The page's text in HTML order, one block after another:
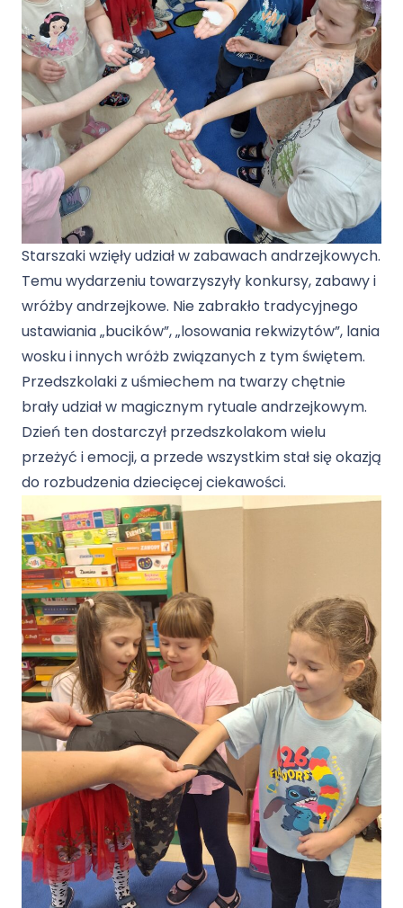
Starszaki wzięły udział w zabawach andrzejkowych.
Temu wydarzeniu towarzyszyły konkursy, zabawy i
wróżby andrzejkowe. Nie zabrakło tradycyjnego
ustawiania „bucików”, „losowania rekwizytów”, lania
wosku i innych wróżb związanych z tym świętem.
Przedszkolaki z uśmiechem na twarzy chętnie
brały udział w magicznym rytuale andrzejkowym.
Dzień ten dostarczył przedszkolakom wielu
przeżyć i emocji, a przede wszystkim stał się okazją
do rozbudzenia dziecięcej ciekawości.